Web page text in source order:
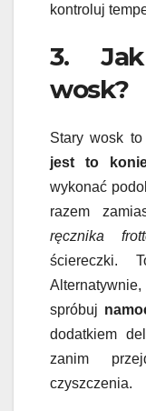
kontroluj
3.
wosk?
Stary wosk
jest to
wykonać
razem
ręcznika
ściereczki.
spróbuj
dodatkiem
zanim
czyszczenia.